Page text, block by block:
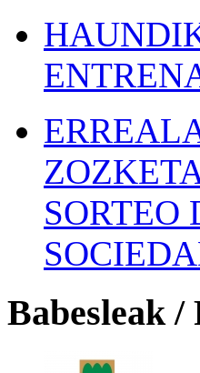
Babesleak /